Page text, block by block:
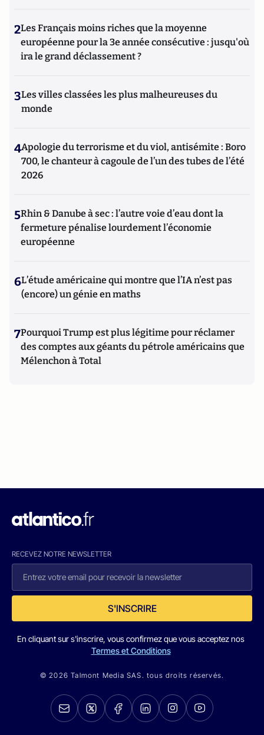
2Les Français moins riches que la moyenne
européenne pour la 3e année consécutive : jusqu'où
ira le grand déclassement ?
3Les villes classées les plus malheureuses du
monde
4Apologie du terrorisme et du viol, antisémite : Boro
700, le chanteur à cagoule de l’un des tubes de l’été
2026
5Rhin & Danube à sec : l’autre voie d’eau dont la
fermeture pénalise lourdement l’économie
européenne
6L’étude américaine qui montre que l’IA n’est pas
(encore) un génie en maths
7Pourquoi Trump est plus légitime pour réclamer
des comptes aux géants du pétrole américains que
Mélenchon à Total
RECEVEZ NOTRE NEWSLETTER
S'INSCRIRE
En cliquant sur s'inscrire, vous confirmez que vous acceptez nos
Termes et Conditions
© 2026 Talmont Media SAS. tous droits réservés.